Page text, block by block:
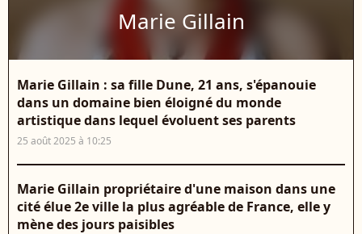
Marie Gillain
Marie Gillain : sa fille Dune, 21 ans, s'épanouie
dans un domaine bien éloigné du monde
artistique dans lequel évoluent ses parents
25 août 2025 à 10:25
Marie Gillain propriétaire d'une maison dans une
cité élue 2e ville la plus agréable de France, elle y
mène des jours paisibles